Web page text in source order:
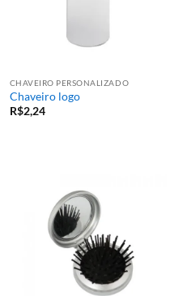
CHAVEIRO PERSONALIZADO
Chaveiro logo
R$2,24